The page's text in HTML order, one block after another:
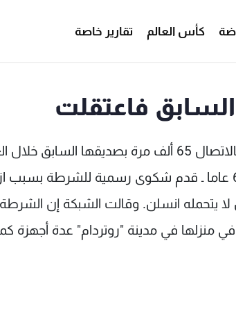
كأس العالم تقارير خاصة
قررت محكمة هولندية توجيه تهمة الازعاج لسيدة قامت بالاتصال 65 ألف مرة
وذكرت شبكة اخبارية اميركية أن الرجل ـ البالغ من العمر 62 عاما ـ قدم شكوى رسمية للشرطة
يتحمله انسلن. وقالت الشبكة إن
42 عاما، حيث ضبطت في منزلها في مدينة "روتردام" عدة أجهزة